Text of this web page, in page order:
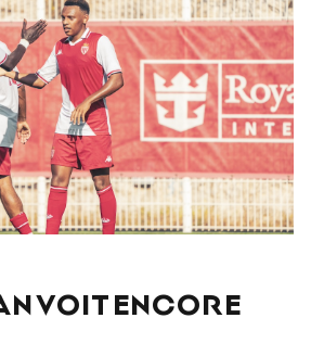
VOIT ENCORE